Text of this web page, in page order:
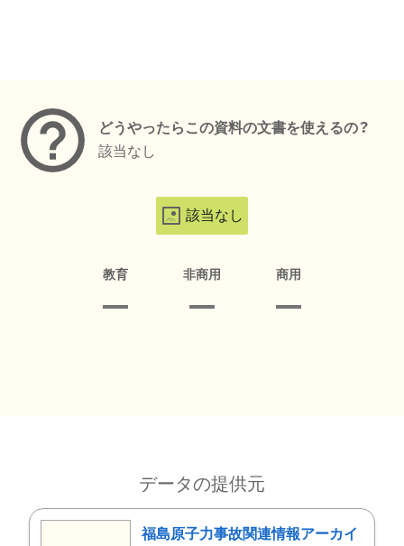
どうやったらこの資料の文書を使えるの？
該当なし
該当なし
教育 非商用 商用
データの提供元
福島原子力事故関連情報アーカイ